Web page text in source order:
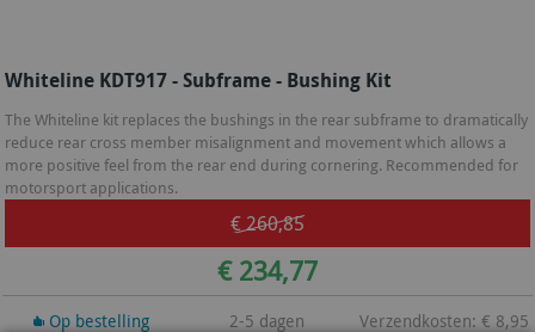
Whiteline KDT917 - Subframe - Bushing Kit
The Whiteline kit replaces the bushings in the rear subframe to dramatically
reduce rear cross member misalignment and movement which allows a
more positive feel from the rear end during cornering. Recommended for
motorsport applications.
€ 260,85
€ 234,77
Op bestelling 2-5 dagen Verzendkosten: € 8,95